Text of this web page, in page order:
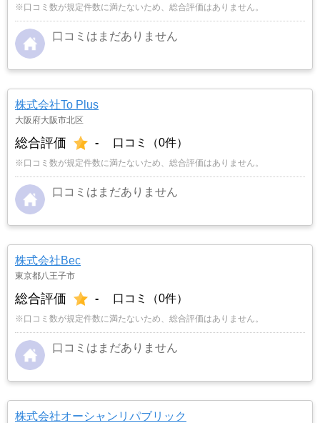
※口コミ数が規定件数に満たないため、総合評価はありません。
口コミはまだありません
株式会社To Plus
大阪府大阪市北区
総合評価 - 口コミ（0件）
※口コミ数が規定件数に満たないため、総合評価はありません。
口コミはまだありません
株式会社Bec
東京都八王子市
総合評価 - 口コミ（0件）
※口コミ数が規定件数に満たないため、総合評価はありません。
口コミはまだありません
株式会社オーシャンリパブリック